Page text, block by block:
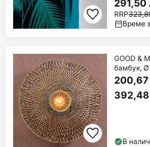
291,50
RRP
Време
GOOD &
бамбук,
200,67
392,48
В